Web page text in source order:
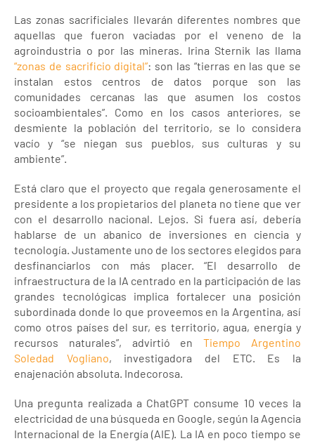
Las zonas sacrificiales llevarán diferentes nombres que
aquellas que fueron vaciadas por el veneno de la
agroindustria o por las mineras. Irina Sternik las llama
“zonas de sacrificio digital”: son las “tierras en las que se
instalan estos centros de datos porque son las
comunidades cercanas las que asumen los costos
socioambientales”. Como en los casos anteriores, se
desmiente la población del territorio, se lo considera
vacío y “se niegan sus pueblos, sus culturas y su
ambiente”.
Está claro que el proyecto que regala generosamente el
presidente a los propietarios del planeta no tiene que ver
con el desarrollo nacional. Lejos. Si fuera así, debería
hablarse de un abanico de inversiones en ciencia y
tecnología. Justamente uno de los sectores elegidos para
desfinanciarlos con más placer. “El desarrollo de
infraestructura de la IA centrado en la participación de las
grandes tecnológicas implica fortalecer una posición
subordinada donde lo que proveemos en la Argentina, así
como otros países del sur, es territorio, agua, energía y
recursos naturales”, advirtió enTiempo Argentino
Soledad Vogliano, investigadora del ETC. Es la
enajenación absoluta. Indecorosa.
Una pregunta realizada a ChatGPT consume 10 veces la
electricidad de una búsqueda en Google, según la Agencia
Internacional de la Energía (AIE). La IA en poco tiempo se